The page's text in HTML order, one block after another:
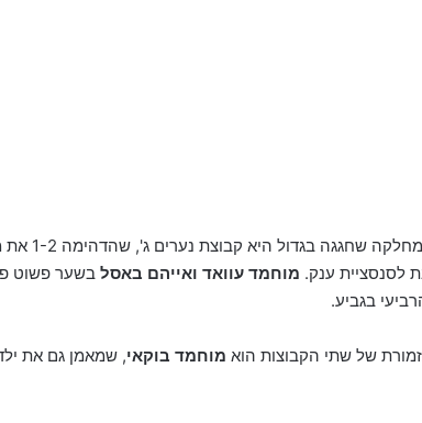
קבוצה
מוחמד עוואד ואייהם באסל בשער פשוט
בגביע.
של שתי הקבוצות הוא מוחמד בוקאי, שמאמן גם את